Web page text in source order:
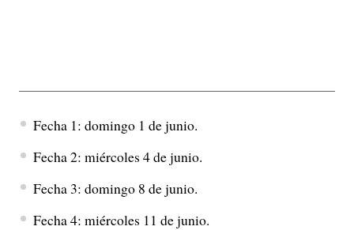
Fecha 1: domingo 1 de junio.
Fecha 2: miércoles 4 de junio.
Fecha 3: domingo 8 de junio.
Fecha 4: miércoles 11 de junio.